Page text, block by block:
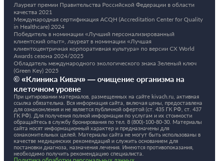
Лауреат премии Правительства Российской Федерации в области
качества 2021
Международная сертификация ACQH (Accreditation Center for Quality
in Healthcare) 2024
Победитель в номинации «Лучший персонализированный
клиентский опыт», лауреат в номинации «Лучшая
клиентоцентричная корпоративная культура» по версии CX World
Awards сезона 2024/2025
Обладатель международного экологического знака Зеленый ключ
(Green Key) 2025
© «Клиника Кивач» — очищение организма на
клеточном уровне
При цитировании материалов, размещенных на сайте kivach.ru, активная
ссылка обязательна. Вся информация сайта, включая цены, предоставлена
для ознакомления и не является публичной офертой (ст. 435 ГК РФ, cт. 437
ГК РФ). Для получения полной информации по услугам и их стоимости
обращайтесь в службу бронирования по тел. 8 (800)-100-80-30. Материалы
сайта носят информационный характер и предназначены для
ознакомительных целей. Материалы сайта не могут быть использованы в
качестве медицинских рекомендаций и служить основанием для
постановки диагноза, назначения лечения. Имеются противопоказания,
необходимо получить рекомендацию специалиста.